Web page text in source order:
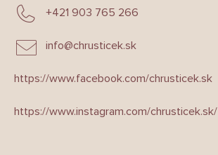
info@chrusticek.sk
+421 903 765 266
https://www.facebook.com/chrusticek.sk
https://www.instagram.com/chrusticek.sk/